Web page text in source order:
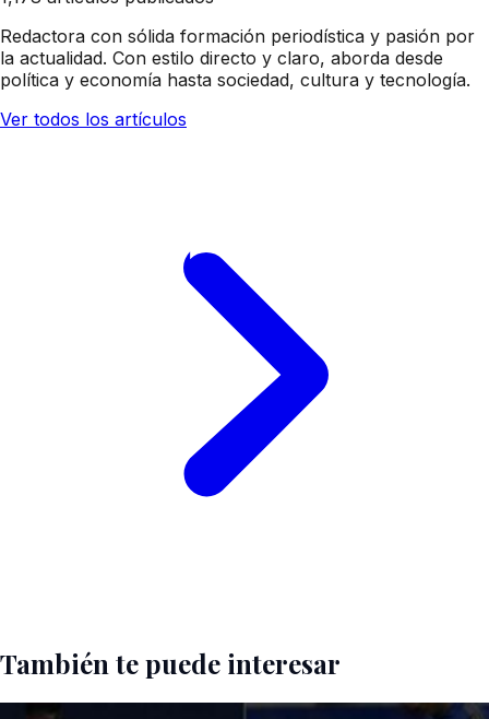
Redactora con sólida formación periodística y pasión por
la actualidad. Con estilo directo y claro, aborda desde
política y economía hasta sociedad, cultura y tecnología.
Ver todos los artículos
También te puede interesar